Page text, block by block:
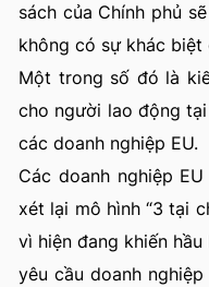
sách của Chính phủ
không có sự khác
Một trong số đó là
cho người lao động
các doanh nghiệp EU.
Các doanh nghiệp
xét lại mô hình “3 tại
vì hiện đang khiến
yêu cầu doanh